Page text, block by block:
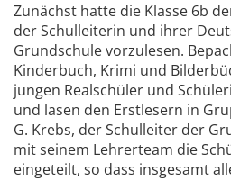
Zunächst hatte die Klasse 6b
der Schulleiterin und ihrer
Grundschule vorzulesen.
Kinderbuch, Krimi und
jungen Realschüler und
und lasen den Erstlesern in
G. Krebs, der Schulleiter der
mit seinem Lehrerteam die
eingeteilt, so dass insgesamt